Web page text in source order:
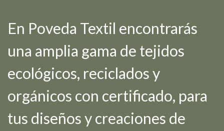
En Poveda Textil encontrarás
una amplia gama de tejidos
ecológicos, reciclados y
orgánicos con certificado, para
tus diseños y creaciones de